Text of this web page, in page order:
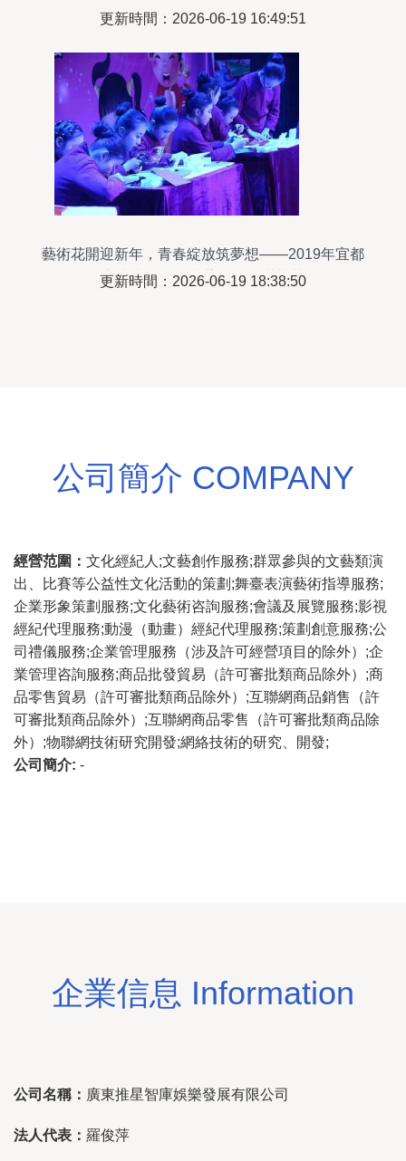
更新時間：2026-06-19 16:49:51
藝術花開迎新年，青春綻放筑夢想——2019年宜都
市青少年元旦文藝晚會圓滿落幕
更新時間：2026-06-19 18:38:50
公司簡介 COMPANY
經營范圍： 文化經紀人;文藝創作服務;群眾參與的文藝類演
出、比賽等公益性文化活動的策劃;舞臺表演藝術指導服務;
企業形象策劃服務;文化藝術咨詢服務;會議及展覽服務;影視
經紀代理服務;動漫（動畫）經紀代理服務;策劃創意服務;公
司禮儀服務;企業管理服務（涉及許可經營項目的除外）;企
業管理咨詢服務;商品批發貿易（許可審批類商品除外）;商
品零售貿易（許可審批類商品除外）;互聯網商品銷售（許
可審批類商品除外）;互聯網商品零售（許可審批類商品除
外）;物聯網技術研究開發;網絡技術的研究、開發;
公司簡介: -
企業信息 Information
公司名稱： 廣東推星智庫娛樂發展有限公司
法人代表： 羅俊萍